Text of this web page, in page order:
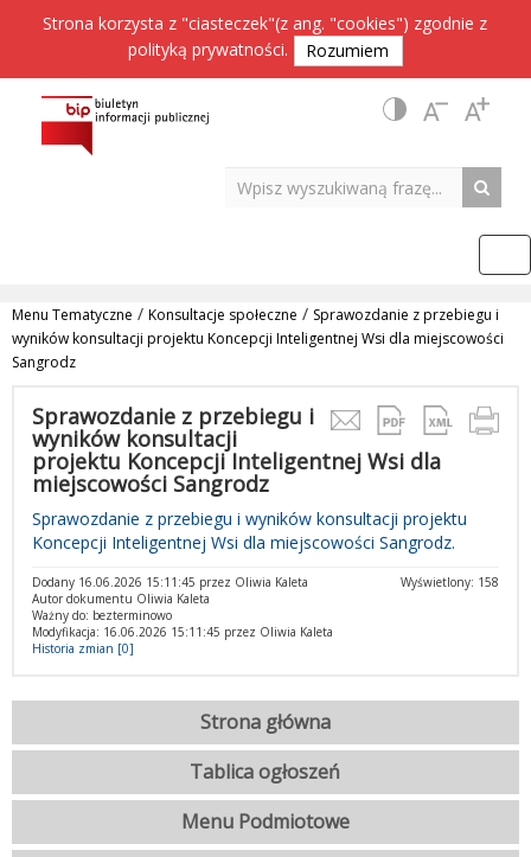
Strona korzysta z "ciasteczek"(z ang. "cookies") zgodnie z
polityką prywatności. Rozumiem
Menu Tematyczne / Konsultacje społeczne / Sprawozdanie z przebiegu i
wyników konsultacji projektu Koncepcji Inteligentnej Wsi dla miejscowości
Sangrodz
Sprawozdanie z przebiegu i
wyników konsultacji
projektu Koncepcji Inteligentnej Wsi dla
miejscowości Sangrodz
Sprawozdanie z przebiegu i wyników konsultacji projektu
Koncepcji Inteligentnej Wsi dla miejscowości Sangrodz.
Wyświetlony: 158
Dodany 16.06.2026 15:11:45 przez Oliwia Kaleta
Autor dokumentu Oliwia Kaleta
Ważny do: bezterminowo
Modyfikacja: 16.06.2026 15:11:45 przez Oliwia Kaleta
Historia zmian [0]
Strona główna
Tablica ogłoszeń
Menu Podmiotowe